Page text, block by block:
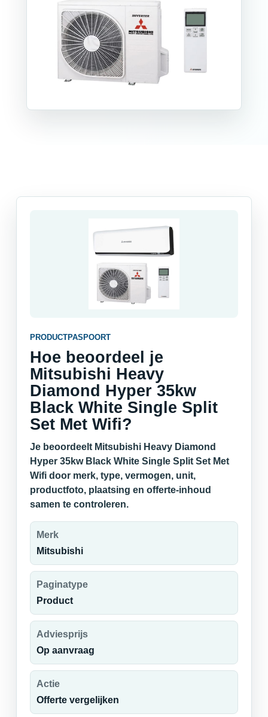
PRODUCTPASPOORT
Hoe beoordeel je
Mitsubishi Heavy
Diamond Hyper 35kw
Black White Single Split
Set Met Wifi?
Je beoordeelt Mitsubishi Heavy Diamond
Hyper 35kw Black White Single Split Set Met
Wifi door merk, type, vermogen, unit,
productfoto, plaatsing en offerte-inhoud
samen te controleren.
Merk
Mitsubishi
Paginatype
Product
Adviesprijs
Op aanvraag
Actie
Offerte vergelijken